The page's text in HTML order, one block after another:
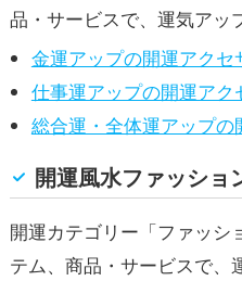
品・サービスで、運気アッ
金運アップの開運アクセ
仕事運アップの開運アク
総合運・全体運アップ
開運風水ファッションアイテムで運
開運カテゴリー「ファッシ
テム、商品・サービスで、